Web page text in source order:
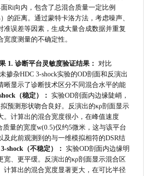
Ri向内，包含了总混合质量一定比例
的距离。通过蒙特卡洛方法，考虑噪声、
准误差等因素，生成大量合成数据并重复
宽度测量的不确定性。
1. 诊断平台灵敏度验证结果：
对比
掺杂HDC 3-shock实验的OD剖面和反演出
晰显示了诊断技术区分不同混合水平的能
（稳定）：
实验OD剖面内边缘陡峭，
预测形状吻合良好。反演出的κρ剖面显示
。计算出的混合宽度很小，在峰值速度
质量的宽度w(0.5)仅约5微米，这与该平台
及此前观测到的与一维模拟相符的DSR结
shock（不稳定）：
实验OD剖面内边缘明
宽、更平缓。反演出的κρ剖面显示混合区
计算出的混合宽度显著更大，在可比半径